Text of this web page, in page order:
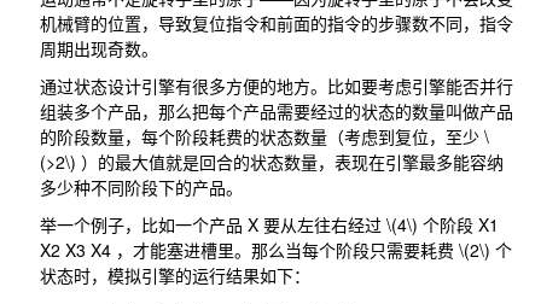
机械臂的位置，导致复位指令和前面的指令的步骤数不同，指令
周期出现奇数。
通过状态设计引擎有很多方便的地方。比如要考虑引擎能否并行
组装多个产品，那么把每个产品需要经过的状态的数量叫做产品
的阶段数量，每个阶段耗费的状态数量（考虑到复位，至少 \
(>2\) ）的最大值就是回合的状态数量，表现在引擎最多能容纳
多少种不同阶段下的产品。
举一个例子，比如一个产品 X 要从左往右经过 \(4\) 个阶段 X1
X2 X3 X4 ，才能塞进槽里。那么当每个阶段只需要耗费 \(2\) 个
状态时，模拟引擎的运行结果如下：